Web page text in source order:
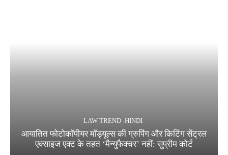
LAW TREND -HINDI
आयातित फोटोकॉपीयर मॉड्यूल्स की ग्रुपिंग और किटिंग सेंट्रल
एक्साइज एक्ट के तहत ‘मैन्युफैक्चर’ नहीं: सुप्रीम कोर्ट